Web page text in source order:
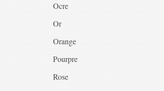
Ocre
Or
Orange
Pourpre
Rose